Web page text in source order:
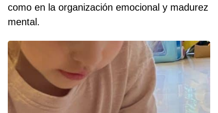
como en la organización emocional y madurez
mental.